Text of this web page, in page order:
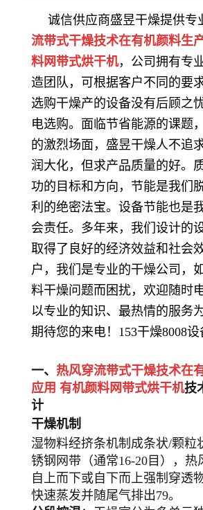
诚信供应商盛昱干燥提供专
流带式干燥技术在有机颜料生
料网带式烘干机，公司拥有专
造团队，可根据客户不同的要
选购干燥产的设备没有后顾之
电选购。面临节省能源的课题
的激烈场面，盛昱干燥人不追
润大化，但求产品质量的好。
功的目标和方向，节能是我们
利的绝密法宝。设备节能也是
会责任。多年来，我们设计的
取得了良好的经济效益和社会
户，我们是专业的干燥公司，
料干燥问题而困扰，欢迎随时
以专业的知识、最热情的服务
期待您的来电！153干燥8008
一、 热风穿流带式干燥技术在
应用 有机颜料网带式烘干机技
计
干燥机制
湿物料经挤条机制成条状/颗粒
锈钢网带（通常16-20目），热
自上而下或自下而上强制穿透
快速蒸发并随尾气排出79。